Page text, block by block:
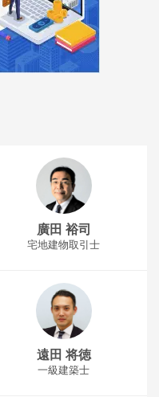
廣田 裕司
宅地建物取引士
遠田 将徳
一級建築士